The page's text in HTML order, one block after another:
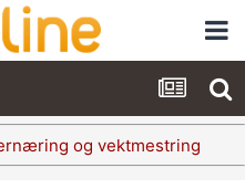
og vektmestring